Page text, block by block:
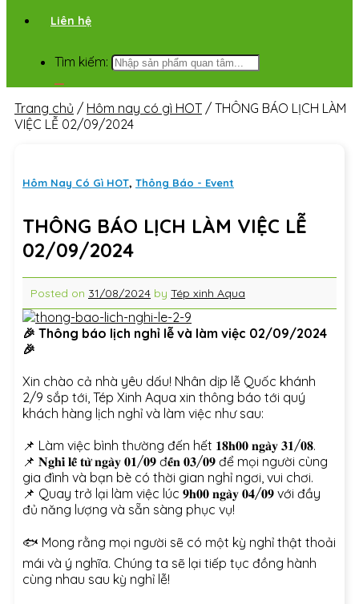
Liên hệ
Tìm kiếm:
Trang chủ / Hôm nay có gì HOT / THÔNG BÁO LỊCH LÀM
VIỆC LỄ 02/09/2024
Hôm Nay Có Gì HOT, Thông Báo - Event
THÔNG BÁO LỊCH LÀM VIỆC LỄ
02/09/2024
Posted on 31/08/2024 by Tép xinh Aqua
🎉 Thông báo lịch nghỉ lễ và làm việc 02/09/2024
🎉
Xin chào cả nhà yêu dấu! Nhân dịp lễ Quốc khánh
2/9 sắp tới, Tép Xinh Aqua xin thông báo tới quý
khách hàng lịch nghỉ và làm việc như sau:
📌 Làm việc bình thường đến hết 𝟏𝟖𝐡𝟎𝟎 𝐧𝐠𝐚̀𝐲 𝟑𝟏/𝟎𝟖.
📌 𝐍𝐠𝐡𝐢̉ 𝐥𝐞̂̃ 𝐭𝐮̛̀ 𝐧𝐠𝐚̀𝐲 𝟎𝟏/𝟎𝟗 đ𝐞̂́𝐧 𝟎𝟑/𝟎𝟗 để mọi người cùng
gia đình và bạn bè có thời gian nghỉ ngơi, vui chơi.
📌 Quay trở lại làm việc lúc 𝟗𝐡𝟎𝟎 𝐧𝐠𝐚̀𝐲 𝟎𝟒/𝟎𝟗 với đầy
đủ năng lượng và sẵn sàng phục vụ!
🐟 Mong rằng mọi người sẽ có một kỳ nghỉ thật thoải
mái và ý nghĩa. Chúng ta sẽ lại tiếp tục đồng hành
cùng nhau sau kỳ nghỉ lễ!